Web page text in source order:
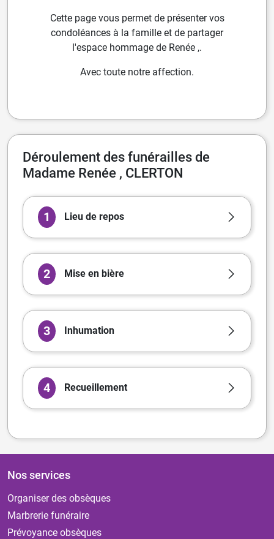
Cette page vous permet de présenter vos
condoléances à la famille et de partager
l'espace hommage de Renée ,.
Avec toute notre affection.
Déroulement des funérailles de
Madame Renée , CLERTON
1 Lieu de repos
2 Mise en bière
3 Inhumation
4 Recueillement
Nos services
Organiser des obsèques
Marbrerie funéraire
Prévoyance obsèques